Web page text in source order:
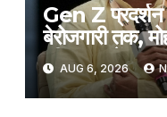
Gen Z
बेरोजगारी तक,
की बात, पढ़ें
2026 at
AUG 6, 2026